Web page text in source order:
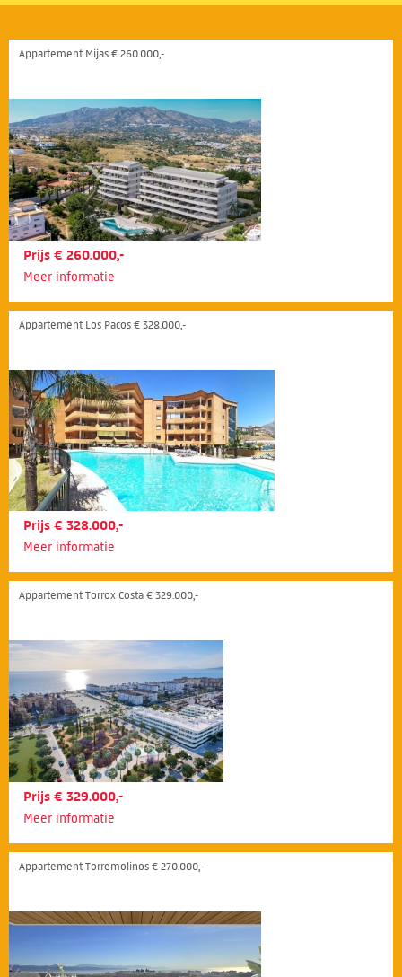
Appartement Mijas € 260.000,-
Prijs € 260.000,-
Meer informatie
Appartement Los Pacos € 328.000,-
Prijs € 328.000,-
Meer informatie
Appartement Torrox Costa € 329.000,-
Prijs € 329.000,-
Meer informatie
Appartement Torremolinos € 270.000,-